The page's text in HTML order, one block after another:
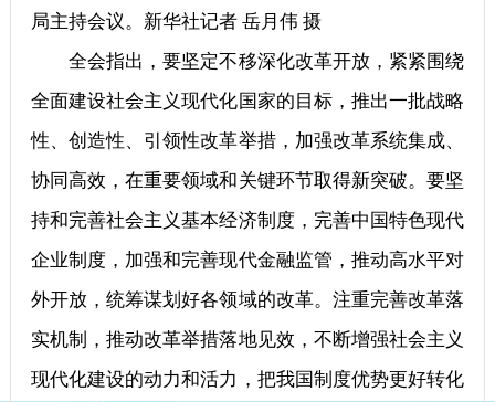
局主持会议。新华社记者 岳月伟 摄
全会指出，要坚定不移深化改革开放，紧紧围绕
全面建设社会主义现代化国家的目标，推出一批战略
性、创造性、引领性改革举措，加强改革系统集成、
协同高效，在重要领域和关键环节取得新突破。要坚
持和完善社会主义基本经济制度，完善中国特色现代
企业制度，加强和完善现代金融监管，推动高水平对
外开放，统筹谋划好各领域的改革。注重完善改革落
实机制，推动改革举措落地见效，不断增强社会主义
现代化建设的动力和活力，把我国制度优势更好转化